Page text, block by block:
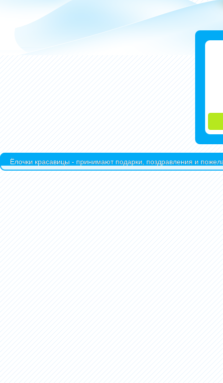
Ёлочки красавицы - принимают подарки, поздравления и